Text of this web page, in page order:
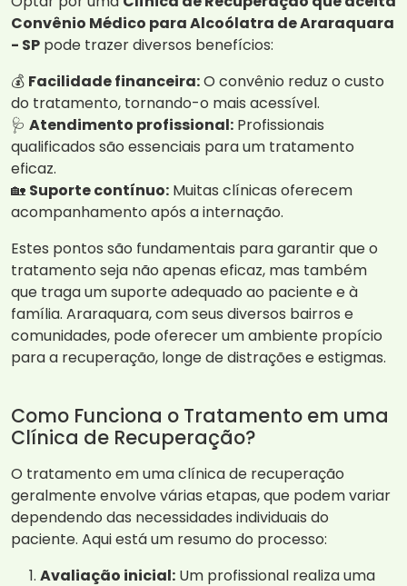
Convênio Médico para Alcoólatra de Araraquara
- SP pode trazer diversos benefícios:
💰 Facilidade financeira:O convênio reduz o custo
do tratamento, tornando-o mais acessível.
🩺 Atendimento profissional: Profissionais
qualificados são essenciais para um tratamento
eficaz.
🏡 Suporte contínuo: Muitas clínicas oferecem
acompanhamento após a internação.
Estes pontos são fundamentais para garantir que o
tratamento seja não apenas eficaz, mas também
que traga um suporte adequado ao paciente e à
família. Araraquara, com seus diversos bairros e
comunidades, pode oferecer um ambiente propício
para a recuperação, longe de distrações e estigmas.
Como Funciona o Tratamento em uma
Clínica de Recuperação?
O tratamento em uma clínica de recuperação
geralmente envolve várias etapas, que podem variar
dependendo das necessidades individuais do
paciente. Aqui está um resumo do processo:
Avaliação inicial: Um profissional realiza uma